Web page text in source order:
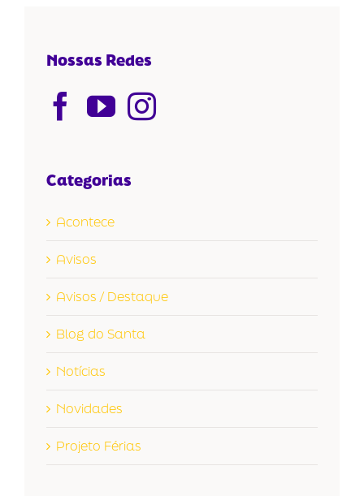
Nossas Redes
Categorias
Acontece
Avisos
Avisos / Destaque
Blog do Santa
Notícias
Novidades
Projeto Férias